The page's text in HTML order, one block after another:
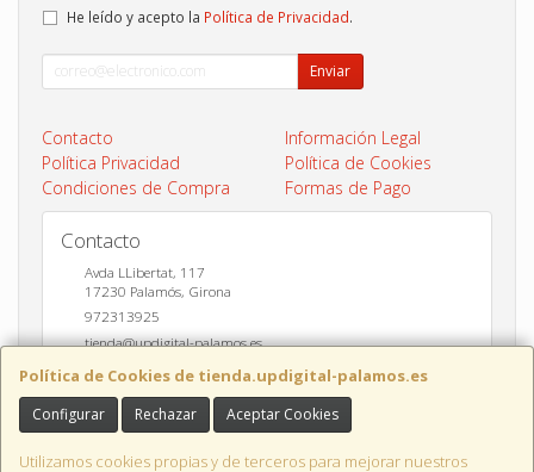
Política de Cookies de tienda.updigital-palamos.es
Configurar Rechazar Aceptar Cookies
Utilizamos cookies propias y de terceros para mejorar nuestros
He leído y acepto la Política de Privacidad.
Enviar
Contacto
Información Legal
Política Privacidad
Política de Cookies
Condiciones de Compra
Formas de Pago
Contacto
Avda LLibertat, 117
17230 Palamós, Girona
972313925
tienda@updigital-palamos.es
Horario